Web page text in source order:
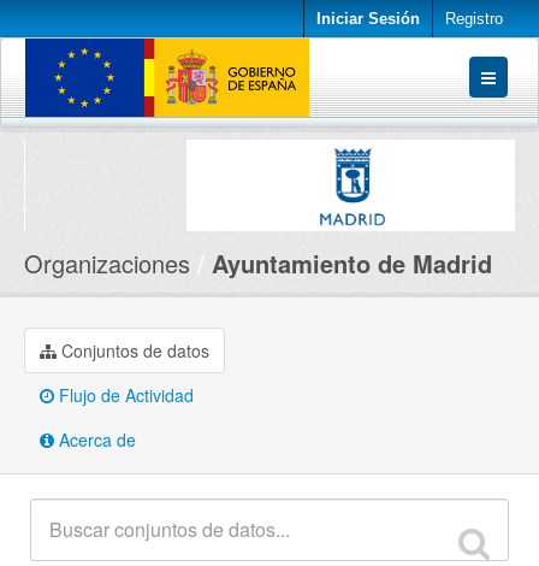
Iniciar Sesión Registro
Conjuntos de datos
Organizaciones Ayuntamiento de Madrid
Conjuntos de datos
Flujo de Actividad
Acerca de